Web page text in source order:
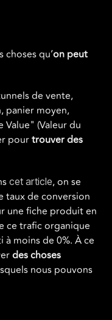
qu’on peut
de vente,
panier moyen,
(Valeur du
pourtrouver des
cet article, on se
taux de conversion
une fiche produit en
ce trafic organique
moins de 0%. À ce
des choses
nous pouvons